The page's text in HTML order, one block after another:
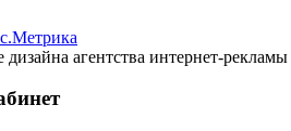
дизайна агентства интернет-рекламы